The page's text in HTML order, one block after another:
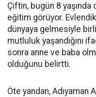
Çiftin, bugün 8 yaşında
eğitim görüyor.
dünyaya gelmesiyle
mutluluk yaşandığını
sonra anne ve baba
olduğunu belirtti.
Öte yandan, Adıyaman